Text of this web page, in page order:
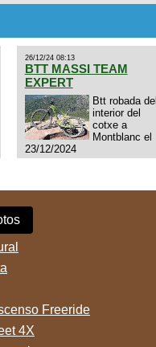
26/12/24 08:13
BTT MASSI TEAM
EXPERT
Btt robada del
interior del
cotxe a
Montblanc el
23/12/2024
Freeride
4X